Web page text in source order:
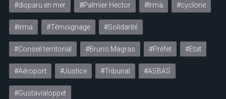
#disparu en mer #Palmier Hector #Irma #cyclone
#irma #Témoignage #Solidarité
#Conseil territorial #Bruno Magras #Préfet #Etat
#Aéroport #Justice #Tribunal #ASBAS
#Gustavialoppet